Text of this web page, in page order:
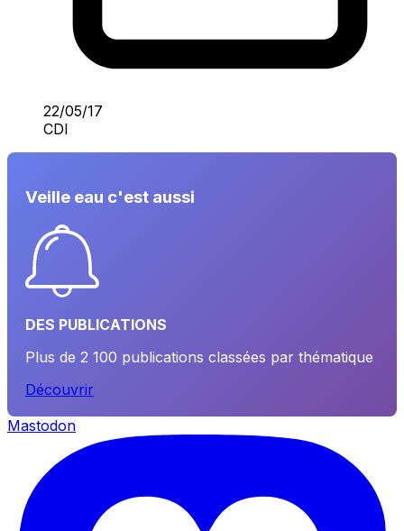
22/05/17
CDI
Veille eau c'est aussi
DES PUBLICATIONS
Plus de 2 100 publications classées par thématique
Découvrir
Mastodon